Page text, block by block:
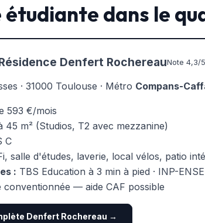
étudiante dans le
Denfert RochereauNote 4,3/
· 31000 Toulouse · Métro Compans-
593 €/mois
45 m² (Studios, T2 avec mezzanine)
C
salle d'études, laverie, local vélos, patio
: TBS Education à 3 min à pied · INP-
conventionnée — aide CAF possible
Denfert Rochereau →